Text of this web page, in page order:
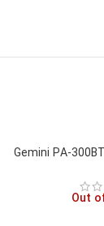
Gemini PA-
Out